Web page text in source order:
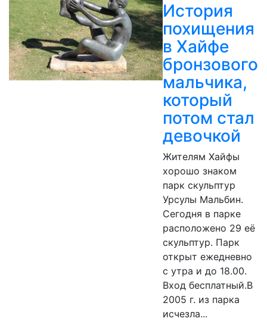
История
похищения
в Хайфе
бронзового
мальчика,
который
потом стал
девочкой
Жителям Хайфы
хорошо знаком
парк скульптур
Урсулы Мальбин.
Сегодня в парке
расположено 29 её
скульптур. Парк
открыт ежедневно
с утра и до 18.00.
Вход бесплатный.В
2005 г. из парка
исчезла...